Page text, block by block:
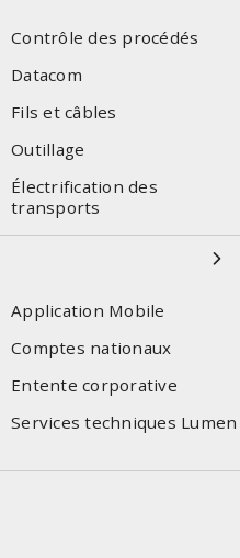
Contrôle des procédés
Datacom
Fils et câbles
Outillage
Électrification des
transports
Application Mobile
Comptes nationaux
Entente corporative
Services techniques Lumen